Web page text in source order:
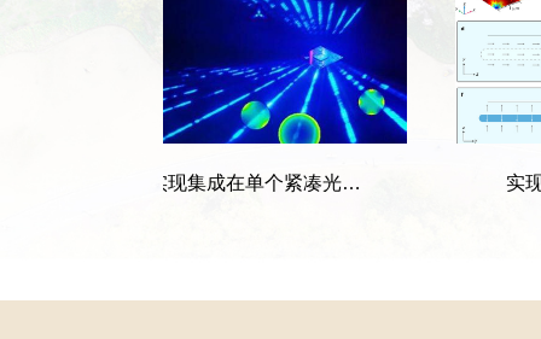
首次实现集成在单个紧凑光电传感元件中的光学衍... 实现